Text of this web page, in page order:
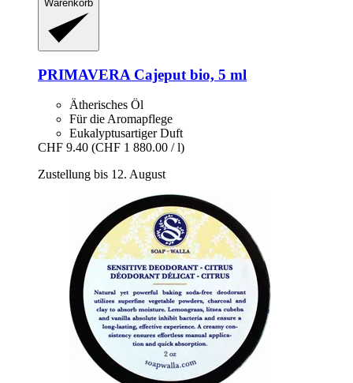
Warenkorb
PRIMAVERA Cajeput bio, 5 ml
Ätherisches Öl
Für die Aromapflege
Eukalyptusartiger Duft
CHF 9.40 (CHF 1 880.00 / l)
Zustellung bis 12. August